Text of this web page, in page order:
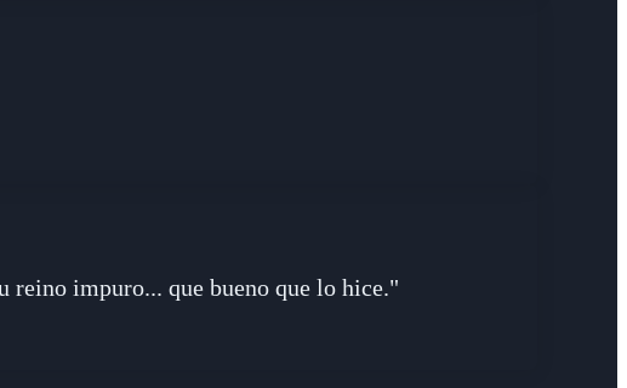
reino impuro... que bueno que lo hice."